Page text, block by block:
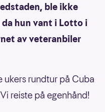
ble ikke
hun vant i Lotto i
av veteranbiler
ukers rundtur på Cuba
reiste på egenhånd!